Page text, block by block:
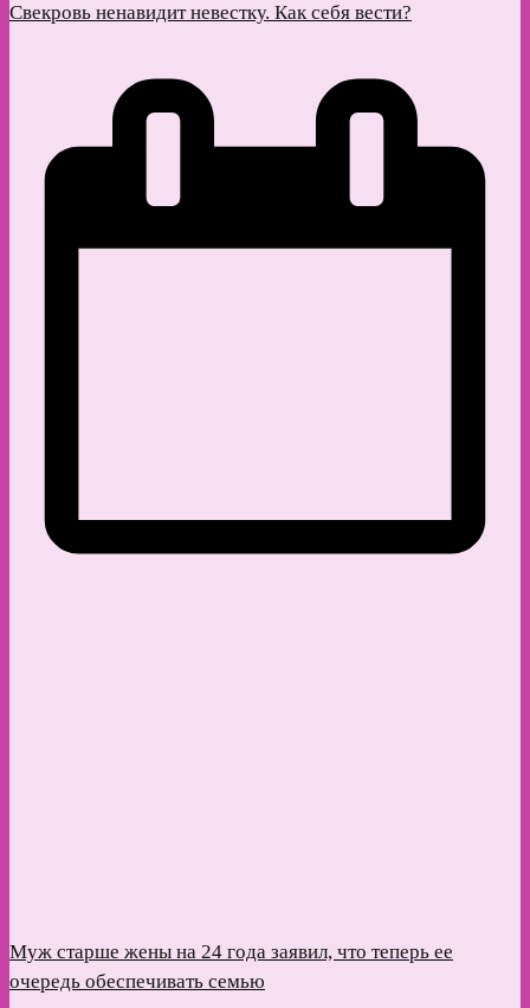
Свекровь ненавидит невестку. Как себя вести?
Муж старше жены на 24 года заявил, что теперь ее
очередь обеспечивать семью